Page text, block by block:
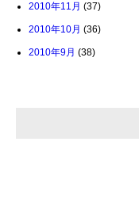
2010年11月 (37)
2010年10月 (36)
2010年9月 (38)